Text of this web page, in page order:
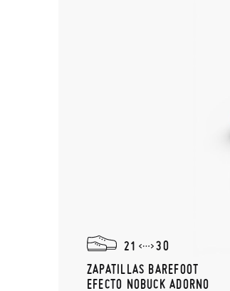
21
30
ZAPATILLAS BAREFOOT
EFECTO NOBUCK ADORNO